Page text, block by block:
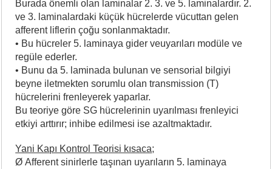
Burada önemli olan laminalar 2. 3. ve 5. laminalardır. 2.
ve 3. laminalardaki küçük hücrelerde vücuttan gelen
afferent liflerin çoğu sonlanmaktadır.
• Bu hücreler 5. laminaya gider veuyarıları modüle ve
regüle ederler.
• Bunu da 5. laminada bulunan ve sensorial bilgiyi
beyne iletmekten sorumlu olan transmission (T)
hücrelerini frenleyerek yaparlar.
Bu teoriye göre SG hücrelerinin uyarılması frenleyici
etkiyi arttırır; inhibe edilmesi ise azaltmaktadır.
Yani Kapı Kontrol Teorisi kısaca;
Ø Afferent sinirlerle taşınan uyarıların 5. laminaya